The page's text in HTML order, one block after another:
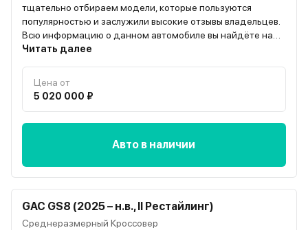
тщательно отбираем модели, которые пользуются
популярностью и заслужили высокие отзывы владельцев.
Всю информацию о данном автомобиле вы найдёте на
странице “О модели”
Читать далее
Цена от
5 020 000 ₽
Авто в наличии
GAC GS8 (2025 – н.в., II Рестайлинг)
Среднеразмерный Кроссовер